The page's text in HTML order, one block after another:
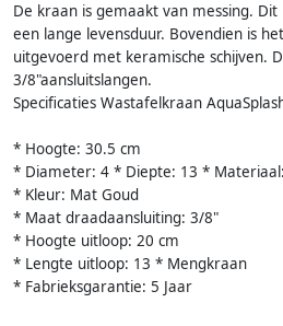
De kraan is gemaakt van messing.
een lange levensduur. Bovendien is
uitgevoerd met keramische schijven.
3/8"aansluitslangen.
Specificaties Wastafelkraan
* Hoogte: 30.5 cm
* Diameter: 4 * Diepte: 13 *
* Kleur: Mat Goud
* Maat draadaansluiting: 3/8"
* Hoogte uitloop: 20 cm
* Lengte uitloop: 13 * Mengkraan
* Fabrieksgarantie: 5 Jaar